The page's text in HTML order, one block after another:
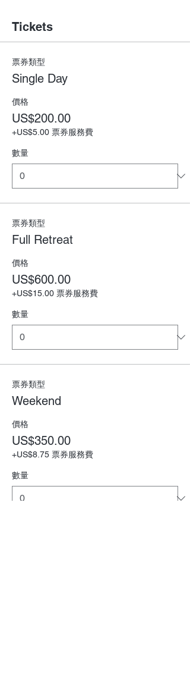
Tickets
票券類型
Single Day
價格
US$200.00
+US$5.00 票券服務費
數量
票券類型
Full Retreat
價格
US$600.00
+US$15.00 票券服務費
數量
票券類型
Weekend
價格
US$350.00
+US$8.75 票券服務費
數量